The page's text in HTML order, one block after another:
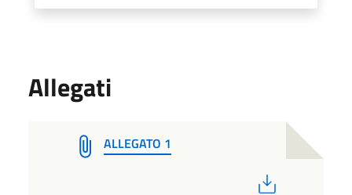
Allegati
ALLEGATO 1